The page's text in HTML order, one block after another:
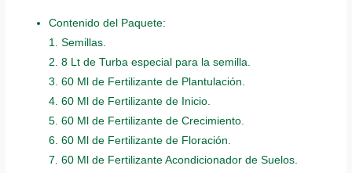
Contenido del Paquete:
1. Semillas.
2. 8 Lt de Turba especial para la semilla.
3. 60 Ml de Fertilizante de Plantulación.
4. 60 Ml de Fertilizante de Inicio.
5. 60 Ml de Fertilizante de Crecimiento.
6. 60 Ml de Fertilizante de Floración.
7. 60 Ml de Fertilizante Acondicionador de Suelos.